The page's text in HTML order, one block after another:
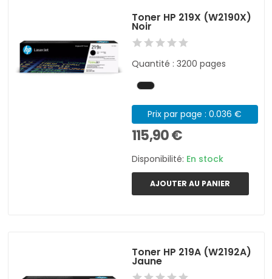
Toner HP 219X (W2190X)
Noir
Quantité : 3200 pages
Prix par page : 0.036 €
115,90 €
Disponibilité: En stock
AJOUTER AU PANIER
Toner HP 219A (W2192A)
Jaune